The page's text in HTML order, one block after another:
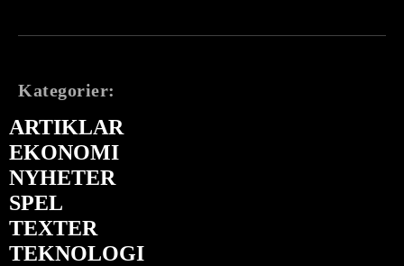
Kategorier:
ARTIKLAR
EKONOMI
NYHETER
SPEL
TEXTER
TEKNOLOGI